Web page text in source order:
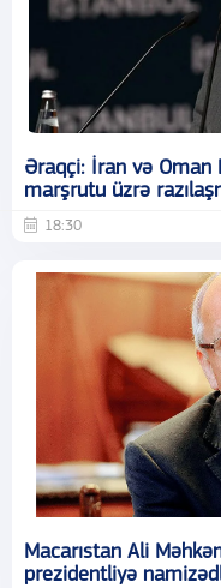
Əraqçi: İran və Oman
marşrutu üzrə
18:30
Macarıstan Ali
prezidentliyə